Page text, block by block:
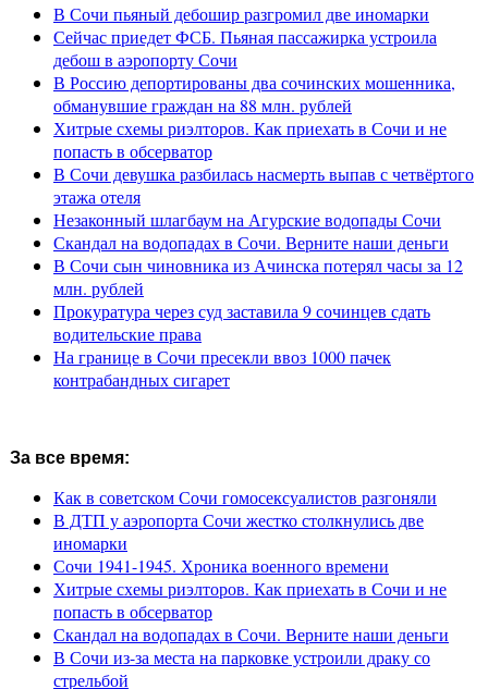
В Сочи пьяный дебошир разгромил две иномарки
Сейчас приедет ФСБ. Пьяная пассажирка устроила
дебош в аэропорту Сочи
В Россию депортированы два сочинских мошенника,
обманувшие граждан на 88 млн. рублей
Хитрые схемы риэлторов. Как приехать в Сочи и не
попасть в обсерватор
В Сочи девушка разбилась насмерть выпав с четвёртого
этажа отеля
Незаконный шлагбаум на Агурские водопады Сочи
Скандал на водопадах в Сочи. Верните наши деньги
В Сочи сын чиновника из Ачинска потерял часы за 12
млн. рублей
Прокуратура через суд заставила 9 сочинцев сдать
водительские права
На границе в Сочи пресекли ввоз 1000 пачек
контрабандных сигарет
За все время:
Как в советском Сочи гомосексуалистов разгоняли
В ДТП у аэропорта Сочи жестко столкнулись две
иномарки
Сочи 1941-1945. Хроника военного времени
Хитрые схемы риэлторов. Как приехать в Сочи и не
попасть в обсерватор
Скандал на водопадах в Сочи. Верните наши деньги
В Сочи из-за места на парковке устроили драку со
стрельбой